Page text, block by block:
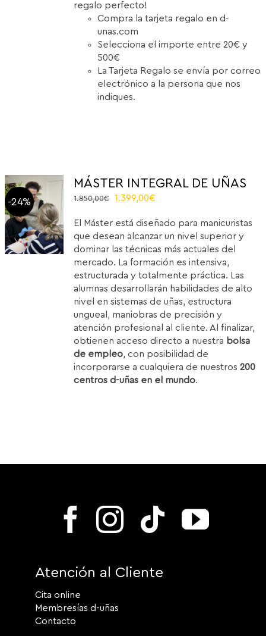
regalo perfecto!
Compra la tarjeta regalo en d-
unas.com
Selecciona el importe entre 20€ y
500€
La Tarjeta Regalo se envía por correo
electrónico a la persona que nos
indiques.
-24%
MÁSTER INTEGRAL DE UÑAS
1.850,00€
El
original
era:
1.850,00€.
1.399,00€
actual
es:
1.399,00€.
El Máster está diseñado para manicuristas
que desean alcanzar un nivel superior y
dominar las técnicas más actuales del
mercado. La formación es intensiva,
estructurada y totalmente práctica. Las
alumnas desarrollarán habilidades de alto
nivel en sistemas de uñas, estructura
ungueal, maniobras de precisión y
atención profesional al cliente. Al finalizar,
obtienen acceso directo a nuestra bolsa
de empleo, con posibilidad de
incorporarse a cualquiera de nuestros200
centros d-uñas en el mundo.
Atención al Cliente
Cita online
Membresías d-uñas
Contacto